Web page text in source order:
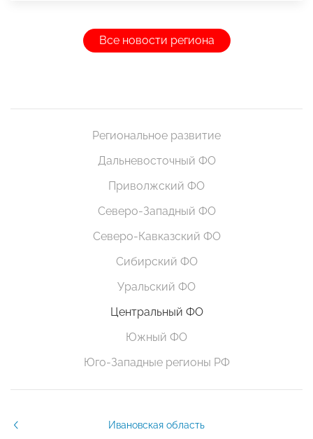
Все новости региона
Региональное развитие
Дальневосточный ФО
Приволжский ФО
Северо-Западный ФО
Северо-Кавказский ФО
Сибирский ФО
Уральский ФО
Центральный ФО
Южный ФО
Юго-Западные регионы РФ
Ивановская область